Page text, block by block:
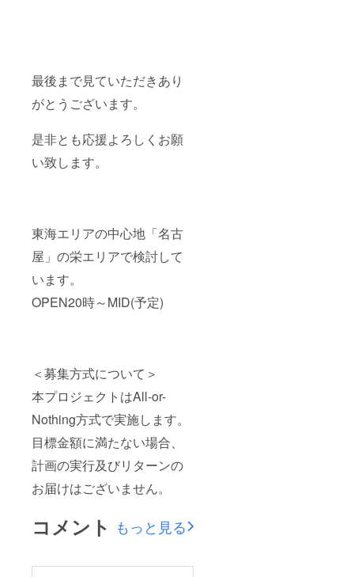
最後まで見ていただきあり
がとうございます。
是非とも応援よろしくお願
い致します。
東海エリアの中心地「名古
屋」の栄エリアで検討して
います。
OPEN20時～MID(予定)
＜募集方式について＞
本プロジェクトはAll-or-
Nothing方式で実施します。
目標金額に満たない場合、
計画の実行及びリターンの
お届けはございません。
コメント もっと見る